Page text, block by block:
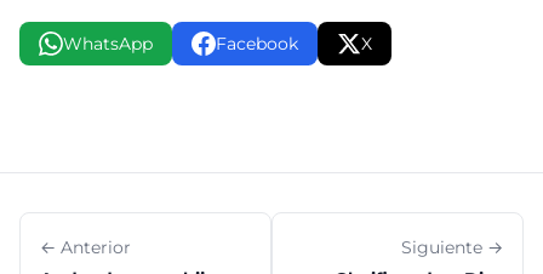
WhatsApp Facebook X
← Anterior
Siguiente →